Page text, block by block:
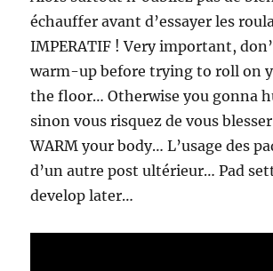
échauffer avant d’essayer les
IMPERATIF ! Very important,
warm-up before trying to roll on
the floor… Otherwise you gonna
sinon vous risquez de vous
WARM your body… L’usage des
d’un autre post ultérieur… Pad
develop later…